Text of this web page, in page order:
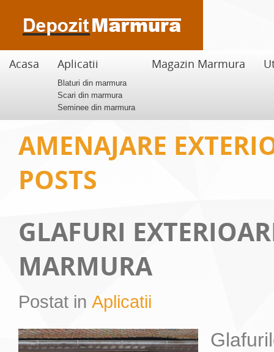
Acasa Aplicatii
Blaturi din marmura
Scari din marmura
Seminee din marmura
Magazin Marmura
Cum sa alegi piatra naturala potrivita pentru locuinta ta
AMENAJARE
POSTS
GLAFURI
MARMURA
Postat in Aplicatii